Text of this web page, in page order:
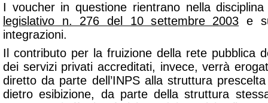
I voucher in questione rientrano nella disciplina
legislativo n. 276 del 10 settembre 2003 e
integrazioni.
Il contributo per la fruizione della rete pubblica
dei servizi privati accreditati, invece, verrà
diretto da parte dell’INPS alla struttura
dietro esibizione, da parte della struttura